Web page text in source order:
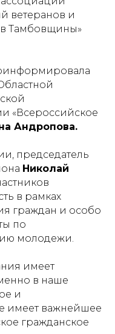
ветеранов и
Тамбовщины»
«Всероссийское
Андропова.
председатель
Николай
в рамках
граждан и особо
по
молодежи.
имеет
в наше
и
имеет важнейшее
гражданское